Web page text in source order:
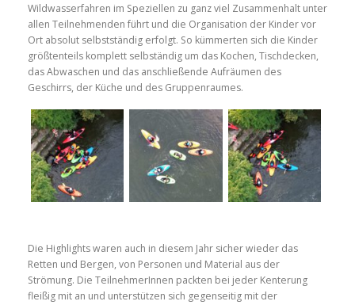
Wildwasserfahren im Speziellen zu ganz viel Zusammenhalt unter
allen Teilnehmenden führt und die Organisation der Kinder vor
Ort absolut selbstständig erfolgt. So kümmerten sich die Kinder
größtenteils komplett selbständig um das Kochen, Tischdecken,
das Abwaschen und das anschließende Aufräumen des
Geschirrs, der Küche und des Gruppenraumes.
Die Highlights waren auch in diesem Jahr sicher wieder das
Retten und Bergen, von Personen und Material aus der
Strömung. Die TeilnehmerInnen packten bei jeder Kenterung
fleißig mit an und unterstützen sich gegenseitig mit der